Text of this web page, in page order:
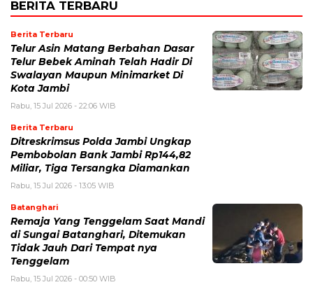
BERITA TERBARU
Berita Terbaru
Telur Asin Matang Berbahan Dasar
Telur Bebek Aminah Telah Hadir Di
Swalayan Maupun Minimarket Di
Kota Jambi
Rabu, 15 Jul 2026 - 22:06 WIB
Berita Terbaru
Ditreskrimsus Polda Jambi Ungkap
Pembobolan Bank Jambi Rp144,82
Miliar, Tiga Tersangka Diamankan
Rabu, 15 Jul 2026 - 13:05 WIB
Batanghari
Remaja Yang Tenggelam Saat Mandi
di Sungai Batanghari, Ditemukan
Tidak Jauh Dari Tempat nya
Tenggelam
Rabu, 15 Jul 2026 - 00:50 WIB